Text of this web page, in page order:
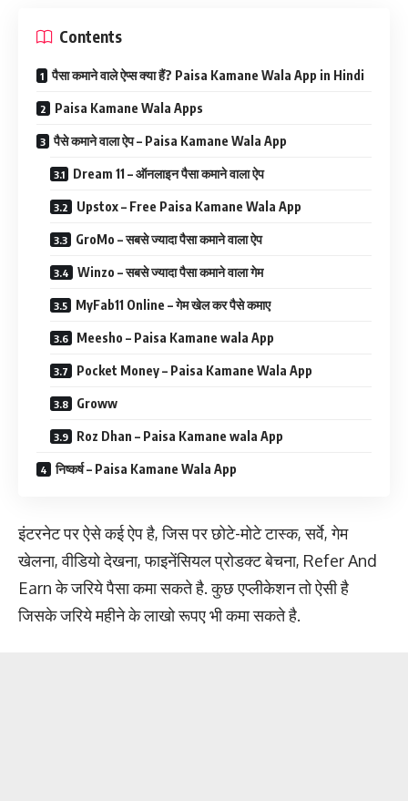
Contents
पैसा कमाने वाले ऐप्स क्या हैं? Paisa Kamane Wala App in Hindi
Paisa Kamane Wala Apps
पैसे कमाने वाला ऐप – Paisa Kamane Wala App
Dream 11 – ऑनलाइन पैसा कमाने वाला ऐप
Upstox – Free Paisa Kamane Wala App
GroMo – सबसे ज्यादा पैसा कमाने वाला ऐप
Winzo – सबसे ज्यादा पैसा कमाने वाला गेम
MyFab11 Online – गेम खेल कर पैसे कमाए
Meesho – Paisa Kamane wala App
Pocket Money – Paisa Kamane Wala App
Groww
Roz Dhan – Paisa Kamane wala App
निष्कर्ष – Paisa Kamane Wala App
इंटरनेट पर ऐसे कई ऐप है, जिस पर छोटे-मोटे टास्क, सर्वे, गेम
खेलना, वीडियो देखना, फाइनेंसियल प्रोडक्ट बेचना, Refer And
Earn के जरिये पैसा कमा सकते है. कुछ एप्लीकेशन तो ऐसी है
जिसके जरिये महीने के लाखो रूपए भी कमा सकते है.